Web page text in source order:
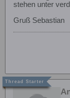
stehen unter
Gruß Sebastian